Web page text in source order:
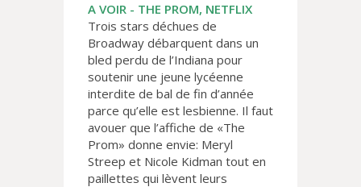
A VOIR - THE PROM, NETFLIX
Trois stars déchues de
Broadway débarquent dans un
bled perdu de l’Indiana pour
soutenir une jeune lycéenne
interdite de bal de fin d’année
parce qu’elle est lesbienne. Il faut
avouer que l’affiche de «The
Prom» donne envie: Meryl
Streep et Nicole Kidman tout en
paillettes qui lèvent leurs